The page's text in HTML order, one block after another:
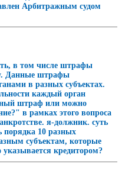
Арбитражным судом
в том числе штрафы
Данные штрафы
в разных субъектах.
каждый орган
штраф или можно
в рамках этого вопроса
я-должник. суть
порядка 10 разных
субъектам, которые
кредитором?